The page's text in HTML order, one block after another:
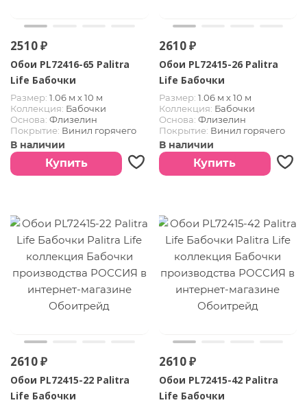
2510 ₽
Обои PL72416-65 Palitra
Life Бабочки
Размер: 1.06 м х 10 м
Коллекция: Бабочки
Основа: Флизелин
Покрытие: Винил горячего
тиснения
Страна:РОССИЯ
В наличии
Купить
2610 ₽
Обои PL72415-26 Palitra
Life Бабочки
Размер: 1.06 м х 10 м
Коллекция: Бабочки
Основа: Флизелин
Покрытие: Винил горячего
тиснения
Страна:РОССИЯ
В наличии
Купить
2610 ₽
Обои PL72415-22 Palitra
Life Бабочки
2610 ₽
Обои PL72415-42 Palitra
Life Бабочки